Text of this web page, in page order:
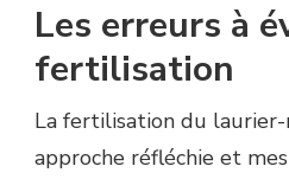
Les erreurs à
fertilisation
La fertilisation du laurier-
approche réfléchie et